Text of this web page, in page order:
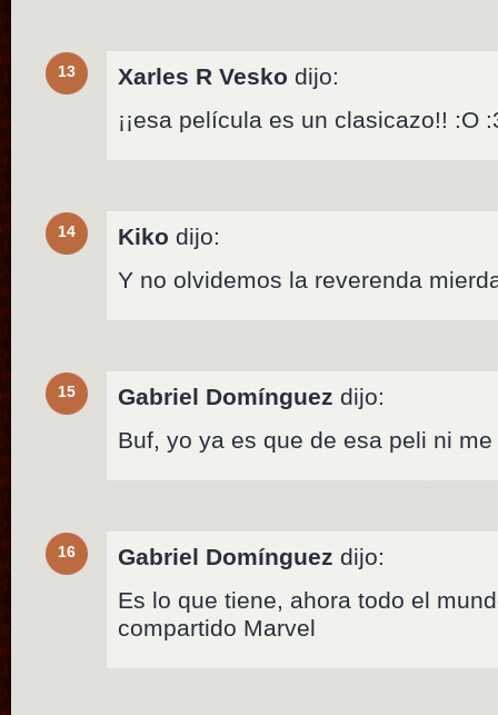
13 Xarles R Vesko dijo:
¡¡esa película es un clasicazo!! :O
14 Kiko dijo:
Y no olvidemos la reverenda
15 Gabriel Domínguez dijo:
Buf, yo ya es que de esa peli ni
16 Gabriel Domínguez dijo:
Es lo que tiene, ahora todo el
compartido Marvel